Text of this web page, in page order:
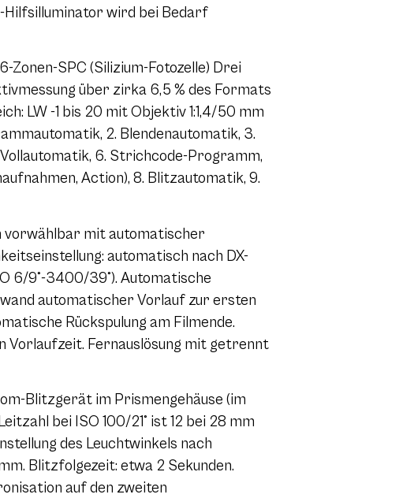
Hilfsilluminator wird bei Bedarf
Zonen-SPC (Silizium-Fotozelle) Drei
über zirka 6,5 % des Formats
LW -1 bis 20 mit Objektiv 1:1,4/50 mm
2. Blendenautomatik, 3.
6. Strichcode-Programm,
Action), 8. Blitzautomatik, 9.
vorwählbar mit automatischer
automatisch nach DX-
6/9°-3400/39°). Automatische
automatischer Vorlauf zur ersten
Rückspulung am Filmende.
Vorlaufzeit. Fernauslösung mit getrennt
Blitzgerät im Prismengehäuse (im
bei ISO 100/21° ist 12 bei 28 mm
des Leuchtwinkels nach
Blitzfolgezeit: etwa 2 Sekunden.
auf den zweiten